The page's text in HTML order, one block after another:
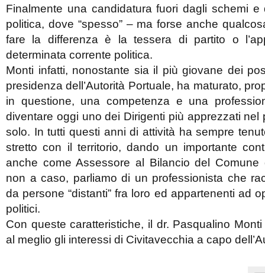
Finalmente una candidatura fuori dagli schemi e
politica, dove “spesso” – ma forse anche
fare la differenza è la tessera di partito o
determinata corrente politica.
Monti infatti, nonostante sia il più giovane dei
presidenza dell’Autorità Portuale, ha maturato,
in questione, una competenza e una
diventare oggi uno dei Dirigenti più apprezzati nel
solo. In tutti questi anni di attività ha sempre
stretto con il territorio, dando un importante
anche come Assessore al Bilancio del Comune
non a caso, parliamo di un professionista che
da persone “distanti” fra loro ed appartenenti ad
politici.
Con queste caratteristiche, il dr. Pasqualino
al meglio gli interessi di Civitavecchia a capo